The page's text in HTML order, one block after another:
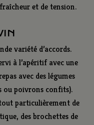
et de tension.
variété d’accords.
à l’apéritif avec une
avec des légumes
ou poivrons confits).
particulièrement de
des brochettes de